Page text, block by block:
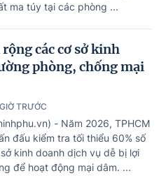
ma túy tại các phòng ...
các cơ sở kinh
phòng, chống mại
TRƯỚC
- Năm 2026, TPHCM
đấu kiểm tra tối thiểu 60% số
kinh doanh dịch vụ dễ bị lợi
để hoạt động mại dâm. ...